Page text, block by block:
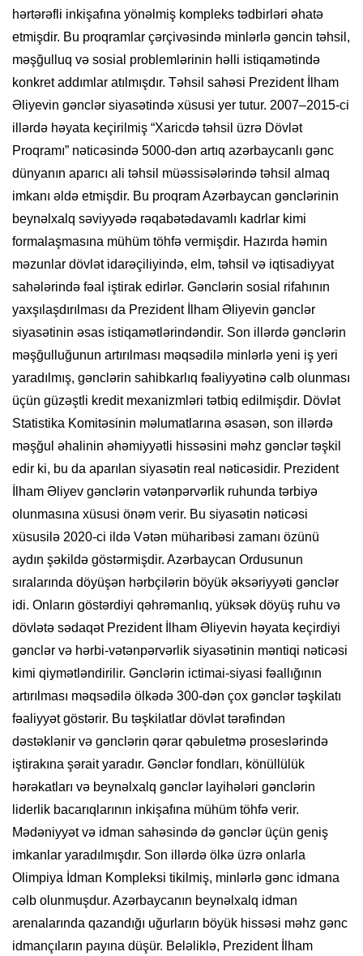
hərtərəfli inkişafına yönəlmiş kompleks tədbirləri əhatə
etmişdir. Bu proqramlar çərçivəsində minlərlə gəncin təhsil,
məşğulluq və sosial problemlərinin həlli istiqamətində
konkret addımlar atılmışdır. Təhsil sahəsi Prezident İlham
Əliyevin gənclər siyasətində xüsusi yer tutur. 2007–2015-ci
illərdə həyata keçirilmiş “Xaricdə təhsil üzrə Dövlət
Proqramı” nəticəsində 5000-dən artıq azərbaycanlı gənc
dünyanın aparıcı ali təhsil müəssisələrində təhsil almaq
imkanı əldə etmişdir. Bu proqram Azərbaycan gənclərinin
beynəlxalq səviyyədə rəqabətədavamlı kadrlar kimi
formalaşmasına mühüm töhfə vermişdir. Hazırda həmin
məzunlar dövlət idarəçiliyində, elm, təhsil və iqtisadiyyat
sahələrində fəal iştirak edirlər. Gənclərin sosial rifahının
yaxşılaşdırılması da Prezident İlham Əliyevin gənclər
siyasətinin əsas istiqamətlərindəndir. Son illərdə gənclərin
məşğulluğunun artırılması məqsədilə minlərlə yeni iş yeri
yaradılmış, gənclərin sahibkarlıq fəaliyyətinə cəlb olunması
üçün güzəştli kredit mexanizmləri tətbiq edilmişdir. Dövlət
Statistika Komitəsinin məlumatlarına əsasən, son illərdə
məşğul əhalinin əhəmiyyətli hissəsini məhz gənclər təşkil
edir ki, bu da aparılan siyasətin real nəticəsidir. Prezident
İlham Əliyev gənclərin vətənpərvərlik ruhunda tərbiyə
olunmasına xüsusi önəm verir. Bu siyasətin nəticəsi
xüsusilə 2020-ci ildə Vətən müharibəsi zamanı özünü
aydın şəkildə göstərmişdir. Azərbaycan Ordusunun
sıralarında döyüşən hərbçilərin böyük əksəriyyəti gənclər
idi. Onların göstərdiyi qəhrəmanlıq, yüksək döyüş ruhu və
dövlətə sədaqət Prezident İlham Əliyevin həyata keçirdiyi
gənclər və hərbi-vətənpərvərlik siyasətinin məntiqi nəticəsi
kimi qiymətləndirilir. Gənclərin ictimai-siyasi fəallığının
artırılması məqsədilə ölkədə 300-dən çox gənclər təşkilatı
fəaliyyət göstərir. Bu təşkilatlar dövlət tərəfindən
dəstəklənir və gənclərin qərar qəbuletmə proseslərində
iştirakına şərait yaradır. Gənclər fondları, könüllülük
hərəkatları və beynəlxalq gənclər layihələri gənclərin
liderlik bacarıqlarının inkişafına mühüm töhfə verir.
Mədəniyyət və idman sahəsində də gənclər üçün geniş
imkanlar yaradılmışdır. Son illərdə ölkə üzrə onlarla
Olimpiya İdman Kompleksi tikilmiş, minlərlə gənc idmana
cəlb olunmuşdur. Azərbaycanın beynəlxalq idman
arenalarında qazandığı uğurların böyük hissəsi məhz gənc
idmançıların payına düşür. Beləliklə, Prezident İlham